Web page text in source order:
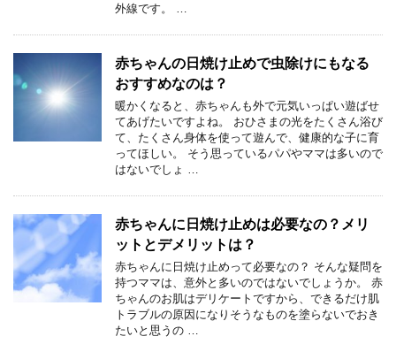
外線です。 …
赤ちゃんの日焼け止めで虫除けにもなる
おすすめなのは？
暖かくなると、赤ちゃんも外で元気いっぱい遊ばせ
てあげたいですよね。 おひさまの光をたくさん浴び
て、たくさん身体を使って遊んで、健康的な子に育
ってほしい。 そう思っているパパやママは多いので
はないでしょ …
赤ちゃんに日焼け止めは必要なの？メリ
ットとデメリットは？
赤ちゃんに日焼け止めって必要なの？ そんな疑問を
持つママは、意外と多いのではないでしょうか。 赤
ちゃんのお肌はデリケートですから、できるだけ肌
トラブルの原因になりそうなものを塗らないでおき
たいと思うの …